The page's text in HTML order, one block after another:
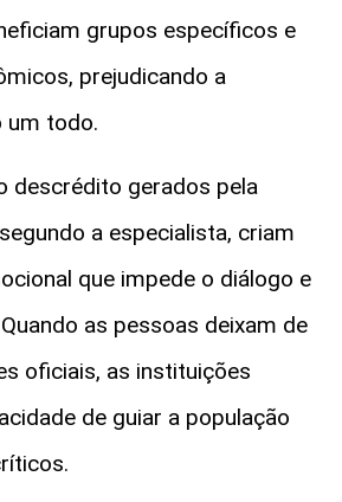
grupos específicos e
prejudicando a
um todo.
descrédito gerados pela
a especialista, criam
que impede o diálogo e
as pessoas deixam de
oficiais, as instituições
de guiar a população